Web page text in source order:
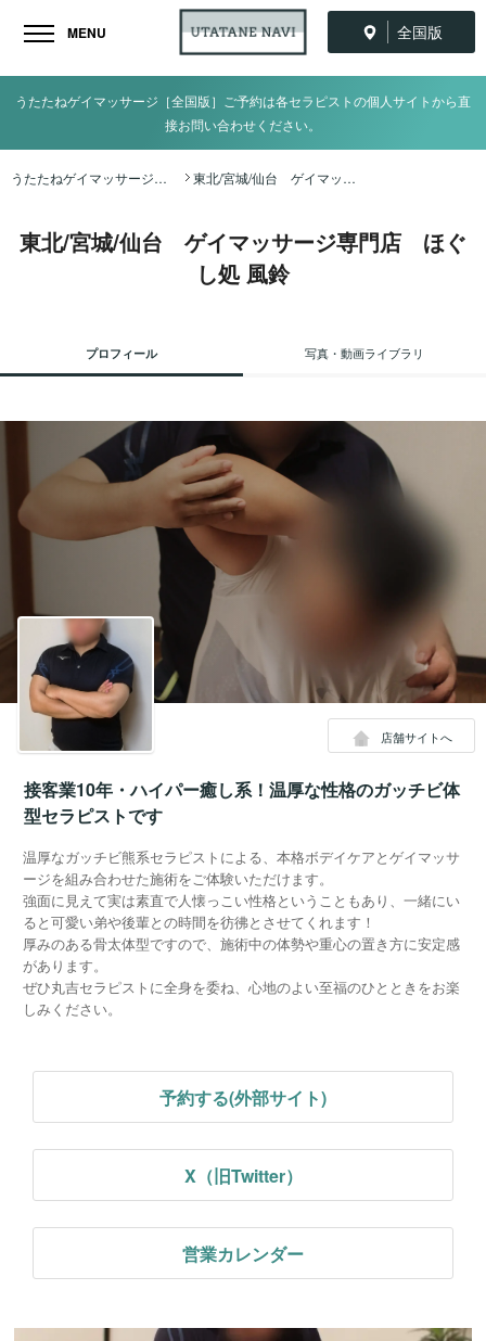
全国版
MENU
うたたねゲイマッサージ［全国版］ご予約は各セラピストの個人サイトから直
接お問い合わせください。
うたたねゲイマッサージ全国ナビ TOP 東北/宮城/仙台 ゲイマッサージ専門店 ほぐし処 風鈴
東北/宮城/仙台 ゲイマッサージ専門店 ほぐ
し処 風鈴
プロフィール 写真・動画ライブラリ
店舗サイトへ
接客業10年・ハイパー癒し系！温厚な性格のガッチビ体
型セラピストです
温厚なガッチビ熊系セラピストによる、本格ボデイケアとゲイマッサ
ージを組み合わせた施術をご体験いただけます。
強面に見えて実は素直で人懐っこい性格ということもあり、一緒にい
ると可愛い弟や後輩との時間を彷彿とさせてくれます！
厚みのある骨太体型ですので、施術中の体勢や重心の置き方に安定感
があります。
ぜひ丸吉セラピストに全身を委ね、心地のよい至福のひとときをお楽
しみください。
予約する(外部サイト)
X（旧Twitter）
営業カレンダー